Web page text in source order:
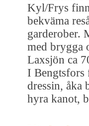
Kyl/Frys
bekväma
garderober.
med brygga
Laxsjön ca
I Bengtsfors
dressin, åka
hyra kanot,